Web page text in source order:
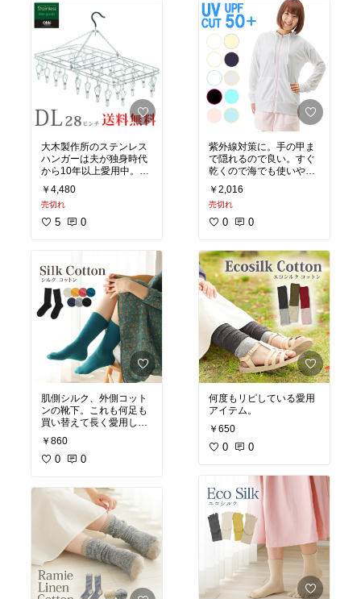
この過程を経ることによ
り不純物を含まない純度
が限りなく高い純水(蒸留
水）となります。
私は、高性能の浄水器シ
ーガルフォーに一度通し
た水をさらにこの蒸留水
器に通していますが、蒸
留水器の内部はすぐにひ
どい汚れになります（に
おいもある）・・・浄水
器に通した水なのに！こ
の汚れを見てしまうと、
浄水器だけでろ過した水
はなかなか飲む気になら
なくなります。
ずっと愛用していて、も
う3台目です。
大木製作所のステンレス
ハンガーは夫が独身時代
から10年以上愛用中。10
年以上使っても買い替え
必要なしで、まだまだず
っと使える。結局はコス
パが良いです！
￥4,480
売切れ
5 0
肌側シルク、外側コット
ンの靴下。これも何足も
買い替えて長く愛用して
います。
￥860
0 0
紫外線対策に。手の甲ま
で隠れるので良い。すぐ
乾くので海でも使いやす
いです。
￥2,016
売切れ
0 0
何度もリピしている愛用
アイテム。
￥650
0 0